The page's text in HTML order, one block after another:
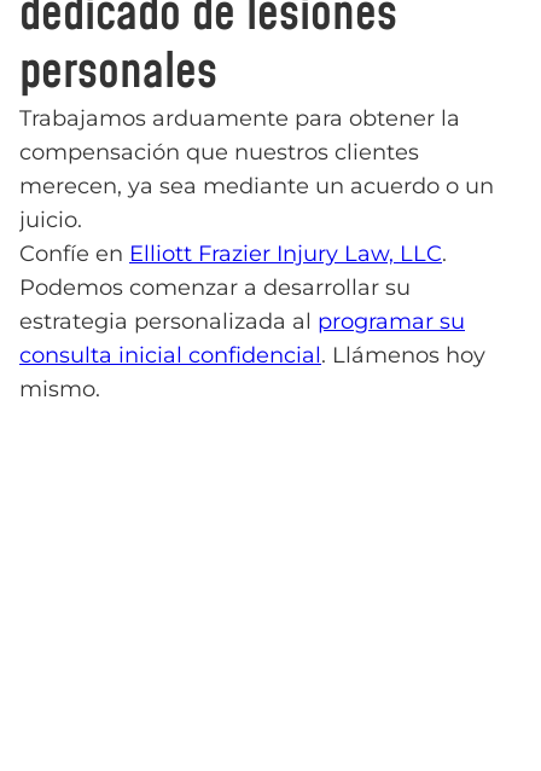
dedicado de lesiones
personales
Trabajamos arduamente para obtener la
compensación que nuestros clientes
merecen, ya sea mediante un acuerdo o un
juicio.
Confíe en Elliott Frazier Injury Law, LLC.
Podemos comenzar a desarrollar su
estrategia personalizada al programar su
consulta inicial confidencial. Llámenos hoy
mismo.